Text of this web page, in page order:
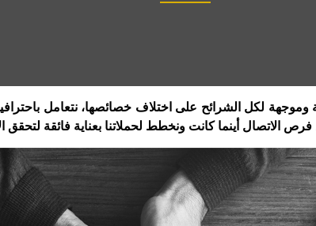
وموجهة لكل الشرائح على اختلاف خصائصها، نتعامل
أينما كانت ونخطط لحملاتنا بعناية فائقة لتحقق